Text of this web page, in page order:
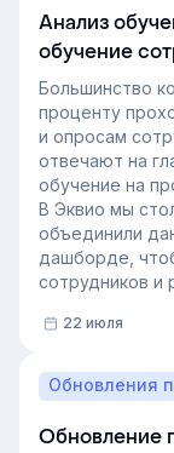
развитию
также на
В этой статье
как эти
обучение в
на основе
Эквио Леонида
Анализ
обучение
показателями
Большинство
проценту
и опросам
отвечают на
обучение на
В Эквио мы
объединили
дашборде,
сотрудников и
22 июля
Обновления
Обновление